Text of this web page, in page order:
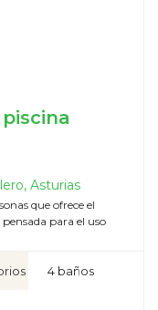
Asturias
que ofrece el
para el uso
4 baños